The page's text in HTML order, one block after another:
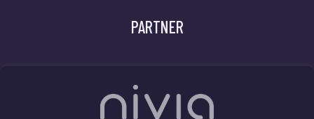
PARTNER